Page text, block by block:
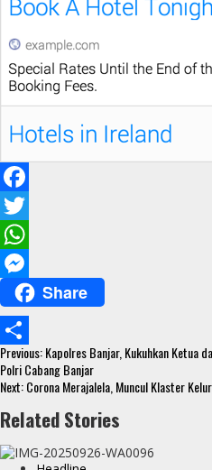
F
a
c
b
o
o
T
w
t
t
e
W
a
t
s
e
s
s
Share
S
h
a
r
Continue
Reading
Previous:Kapolres Banjar, Kukuhkan Ketua
Polri Cabang Banjar
Next:Corona Merajalela, Muncul Klaster
Related Stories